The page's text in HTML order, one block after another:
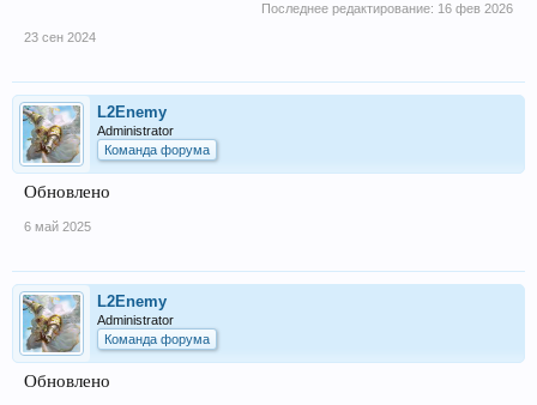
Последнее редактирование: 16 фев 2026
23 сен 2024
L2Enemy
Administrator
Команда форума
Обновлено
6 май 2025
L2Enemy
Administrator
Команда форума
Обновлено